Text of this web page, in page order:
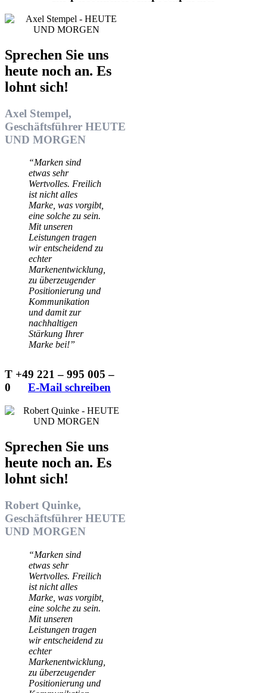
Sprechen Sie uns
heute noch an. Es
lohnt sich!
Axel Stempel,
Geschäftsführer HEUTE
UND MORGEN
“Marken sind
etwas sehr
Wertvolles. Freilich
ist nicht alles
Marke, was vorgibt,
eine solche zu sein.
Mit unseren
Leistungen tragen
wir entscheidend zu
echter
Markenentwicklung,
zu überzeugender
Positionierung und
Kommunikation
und damit zur
nachhaltigen
Stärkung Ihrer
Marke bei!”
T +49 221 – 995 005 –
0
E-Mail schreiben
Sprechen Sie uns
heute noch an. Es
lohnt sich!
Robert Quinke,
Geschäftsführer HEUTE
UND MORGEN
“Marken sind
etwas sehr
Wertvolles. Freilich
ist nicht alles
Marke, was vorgibt,
eine solche zu sein.
Mit unseren
Leistungen tragen
wir entscheidend zu
echter
Markenentwicklung,
zu überzeugender
Positionierung und